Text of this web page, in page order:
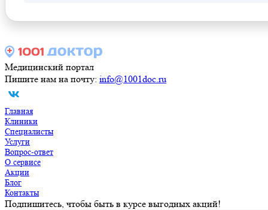
Медицинский портал
Пишите нам на почту: info@1001doc.ru
Главная
Клиники
Специалисты
Услуги
Вопрос-ответ
О сервисе
Акции
Блог
Контакты
Подпишитесь, чтобы быть в курсе выгодных акций!